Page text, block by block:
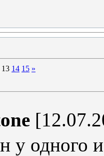
13 14 15 »
у одного